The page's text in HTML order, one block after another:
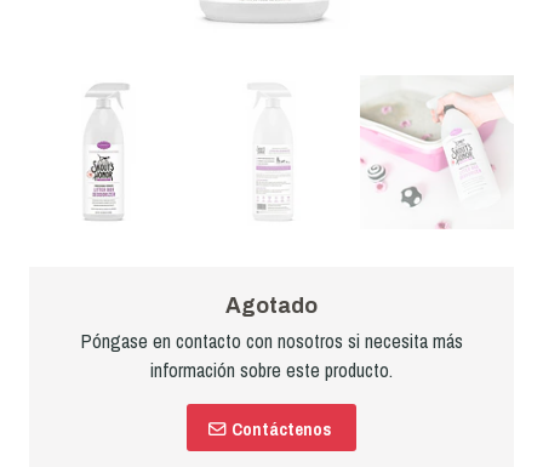
Agotado
Póngase en contacto con nosotros si necesita más
información sobre este producto.
Contáctenos